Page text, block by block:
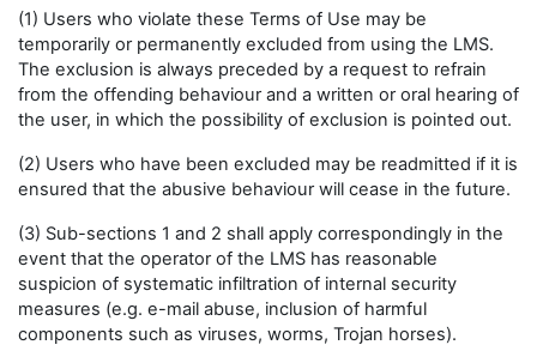
(1) Users who violate these Terms of Use may be
temporarily or permanently excluded from using the LMS.
The exclusion is always preceded by a request to refrain
from the offending behaviour and a written or oral hearing of
the user, in which the possibility of exclusion is pointed out.
(2) Users who have been excluded may be readmitted if it is
ensured that the abusive behaviour will cease in the future.
(3) Sub-sections 1 and 2 shall apply correspondingly in the
event that the operator of the LMS has reasonable
suspicion of systematic infiltration of internal security
measures (e.g. e-mail abuse, inclusion of harmful
components such as viruses, worms, Trojan horses).